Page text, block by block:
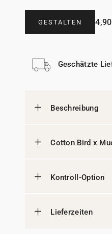
GESTALTEN
Geschätzte
Beschreibung
Cotton Bird x
Kontroll-Option
Lieferzeiten